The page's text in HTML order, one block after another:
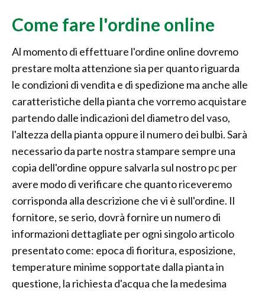
Come fare l'ordine online
Al momento di effettuare l'ordine online dovremo
prestare molta attenzione sia per quanto riguarda
le condizioni di vendita e di spedizione ma anche alle
caratteristiche della pianta che vorremo acquistare
partendo dalle indicazioni del diametro del vaso,
l'altezza della pianta oppure il numero dei bulbi. Sarà
necessario da parte nostra stampare sempre una
copia dell'ordine oppure salvarla sul nostro pc per
avere modo di verificare che quanto riceveremo
corrisponda alla descrizione che vi è sull'ordine. Il
fornitore, se serio, dovrà fornire un numero di
informazioni dettagliate per ogni singolo articolo
presentato come: epoca di fioritura, esposizione,
temperature minime sopportate dalla pianta in
questione, la richiesta d'acqua che la medesima